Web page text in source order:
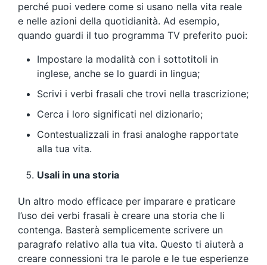
perché puoi vedere come si usano nella vita reale
e nelle azioni della quotidianità. Ad esempio,
quando guardi il tuo programma TV preferito puoi:
Impostare la modalità con i sottotitoli in
inglese, anche se lo guardi in lingua;
Scrivi i verbi frasali che trovi nella trascrizione;
Cerca i loro significati nel dizionario;
Contestualizzali in frasi analoghe rapportate
alla tua vita.
Usali in una storia
Un altro modo efficace per imparare e praticare
l’uso dei verbi frasali è creare una storia che li
contenga. Basterà semplicemente scrivere un
paragrafo relativo alla tua vita. Questo ti aiuterà a
creare connessioni tra le parole e le tue esperienze